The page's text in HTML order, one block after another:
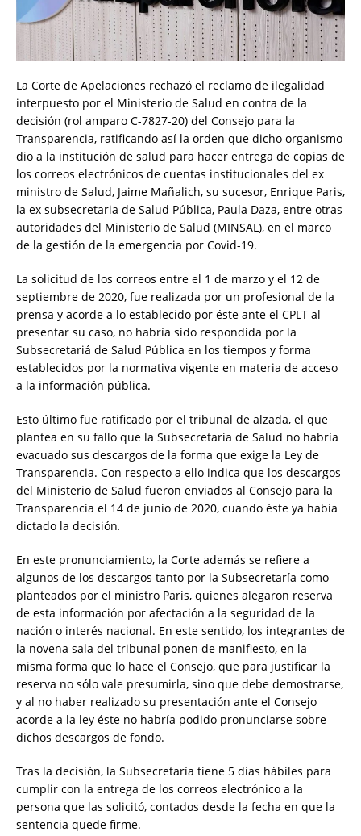
La Corte de Apelaciones rechazó el reclamo de ilegalidad
interpuesto por el Ministerio de Salud en contra de la
decisión (rol amparo C-7827-20) del Consejo para la
Transparencia, ratificando así la orden que dicho organismo
dio a la institución de salud para hacer entrega de copias de
los correos electrónicos de cuentas institucionales del ex
ministro de Salud, Jaime Mañalich, su sucesor, Enrique Paris,
la ex subsecretaria de Salud Pública, Paula Daza, entre otras
autoridades del Ministerio de Salud (MINSAL), en el marco
de la gestión de la emergencia por Covid-19.
La solicitud de los correos entre el 1 de marzo y el 12 de
septiembre de 2020, fue realizada por un profesional de la
prensa y acorde a lo establecido por éste ante el CPLT al
presentar su caso, no habría sido respondida por la
Subsecretariá de Salud Pública en los tiempos y forma
establecidos por la normativa vigente en materia de acceso
a la información pública.
Esto último fue ratificado por el tribunal de alzada, el que
plantea en su fallo que la Subsecretaria de Salud no habría
evacuado sus descargos de la forma que exige la Ley de
Transparencia. Con respecto a ello indica que los descargos
del Ministerio de Salud fueron enviados al Consejo para la
Transparencia el 14 de junio de 2020, cuando éste ya había
dictado la decisión.
En este pronunciamiento, la Corte además se refiere a
algunos de los descargos tanto por la Subsecretaría como
planteados por el ministro Paris, quienes alegaron reserva
de esta información por afectación a la seguridad de la
nación o interés nacional. En este sentido, los integrantes de
la novena sala del tribunal ponen de manifiesto, en la
misma forma que lo hace el Consejo, que para justificar la
reserva no sólo vale presumirla, sino que debe demostrarse,
y al no haber realizado su presentación ante el Consejo
acorde a la ley éste no habría podido pronunciarse sobre
dichos descargos de fondo.
Tras la decisión, la Subsecretaría tiene 5 días hábiles para
cumplir con la entrega de los correos electrónico a la
persona que las solicitó, contados desde la fecha en que la
sentencia quede firme.